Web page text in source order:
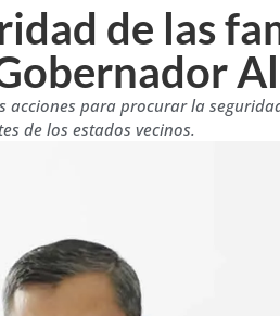
de las
acciones para procurar la
de los estados vecinos.